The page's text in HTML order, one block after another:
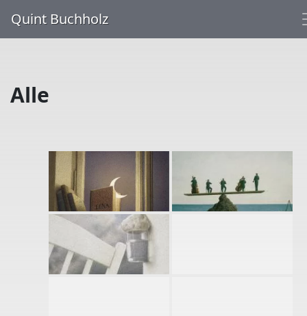
Quint Buchholz
Alle